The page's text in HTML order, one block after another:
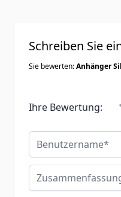
Schreiben Sie
Sie bewerten:Anhänger
Ihre Bewertung:
Benutzername
Zusammenfassung